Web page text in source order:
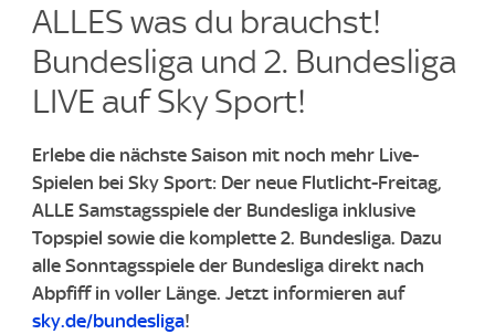
ALLES was du brauchst!
Bundesliga und 2. Bundesliga
LIVE auf Sky Sport!
Erlebe die nächste Saison mit noch mehr Live-
Spielen bei Sky Sport: Der neue Flutlicht-Freitag,
ALLE Samstagsspiele der Bundesliga inklusive
Topspiel sowie die komplette 2. Bundesliga. Dazu
alle Sonntagsspiele der Bundesliga direkt nach
Abpfiff in voller Länge. Jetzt informieren auf
sky.de/bundesliga!